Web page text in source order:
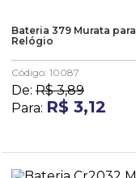
Bateria 379 Murata para
Relógio
Código: 10087
De: R$ 3,89
Para: R$ 3,12